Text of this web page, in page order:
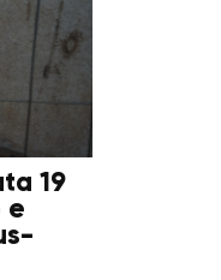
19
e